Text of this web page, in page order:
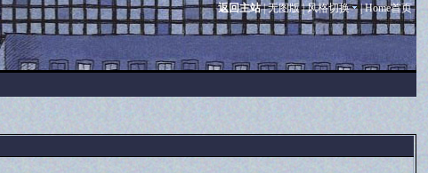
返回主站|无图版|风格切换 |Home首页